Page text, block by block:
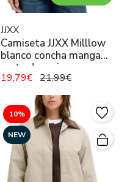
JJXX
Camiseta JJXX Milllow
blanco concha manga
corta de mujer
19,79€ 21,99€
10%
NEW